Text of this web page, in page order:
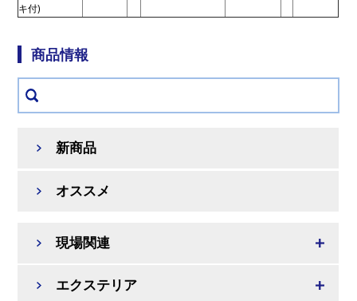
キ付)
商品情報
新商品
オススメ
現場関連
エクステリア